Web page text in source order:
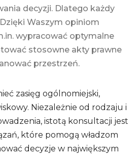
decyzji. Dlatego każdy
Waszym opiniom
wypracować optymalne
stosowne akty prawne
przestrzeń.
zasięg ogólnomiejski,
Niezależnie od rodzaju i
istotą konsultacji jest
które pomogą władzom
decyzje w największym